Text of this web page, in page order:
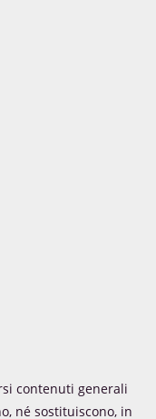
contenuti generali
né sostituiscono, in